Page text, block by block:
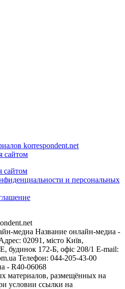
korrespondent.net
сайтом
сайтом
и персональных
медиа Название онлайн-медиа -
02091, місто Київ,
172-Б, офіс 208/1 E-mail:
Телефон: 044-205-43-00
- R40-06068
материалов, размещённых на
условии ссылки на